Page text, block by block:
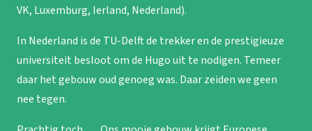
VK, Luxemburg, Ierland, Nederland).
In Nederland is de TU-Delft de trekker en de prestigieuze
universiteit besloot om de Hugo uit te nodigen. Temeer
daar het gebouw oud genoeg was. Daar zeiden we geen
nee tegen.